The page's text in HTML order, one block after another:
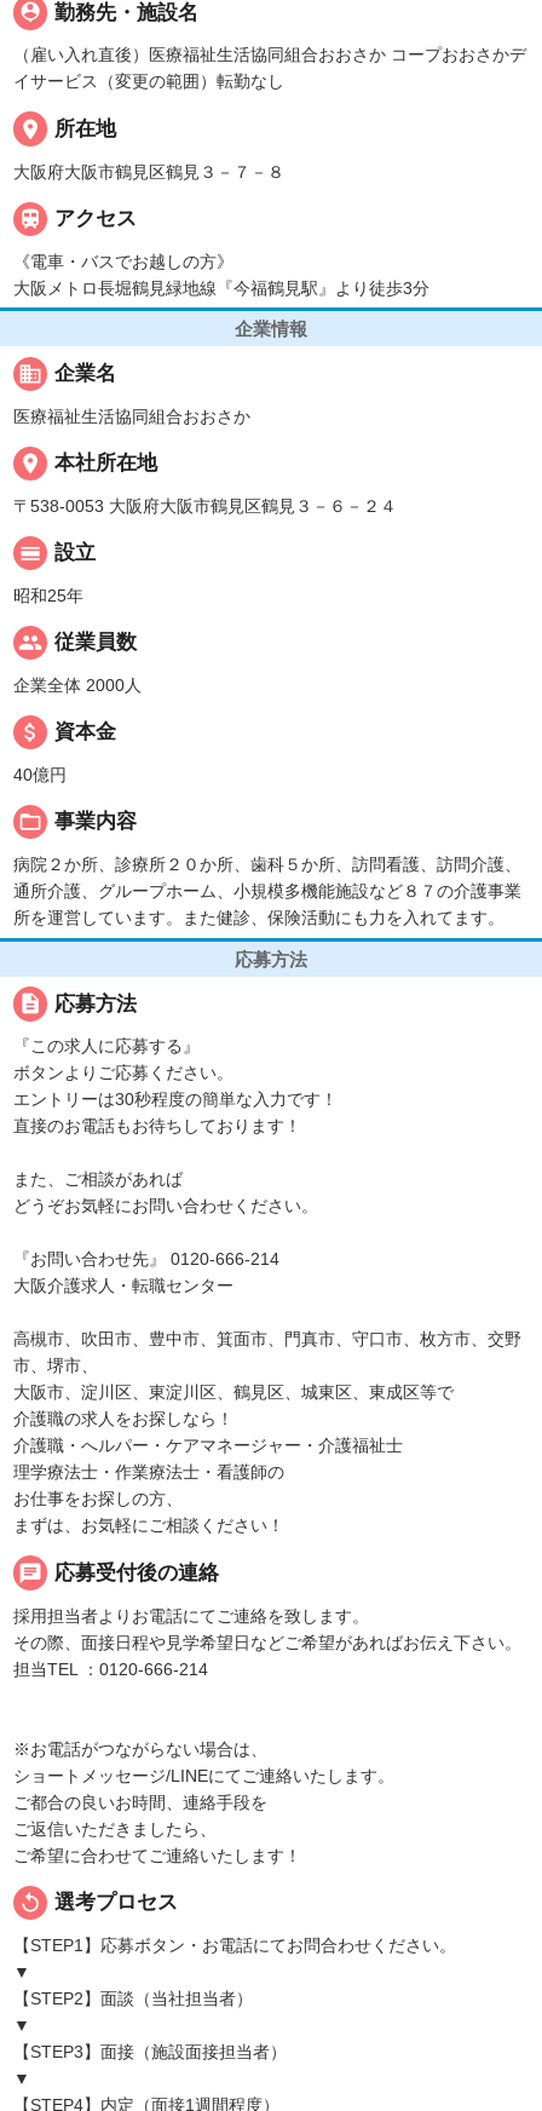
person_pin 勤務先・施設名
（雇い入れ直後）医療福祉生活協同組合おおさか コープおおさかデ
イサービス（変更の範囲）転勤なし
place 所在地
大阪府大阪市鶴見区鶴見３－７－８
 アクセス
《電車・バスでお越しの方》
大阪メトロ長堀鶴見緑地線『今福鶴見駅』より徒歩3分
企業情報
business 企業名
医療福祉生活協同組合おおさか
place 本社所在地
〒538-0053 大阪府大阪市鶴見区鶴見３－６－２４
calendar_view_day 設立
昭和25年
people 従業員数
企業全体 2000人
attach_money 資本金
40億円
folder_open 事業内容
病院２か所、診療所２０か所、歯科５か所、訪問看護、訪問介護、
通所介護、グループホーム、小規模多機能施設など８７の介護事業
所を運営しています。また健診、保険活動にも力を入れてます。
応募方法
description 応募方法
『この求人に応募する』
ボタンよりご応募ください。
エントリーは30秒程度の簡単な入力です！
直接のお電話もお待ちしております！
また、ご相談があれば
どうぞお気軽にお問い合わせください。
『お問い合わせ先』 0120-666-214
大阪介護求人・転職センター
高槻市、吹田市、豊中市、箕面市、門真市、守口市、枚方市、交野
市、堺市、
大阪市、淀川区、東淀川区、鶴見区、城東区、東成区等で
介護職の求人をお探しなら！
介護職・へルパー・ケアマネージャー・介護福祉士
理学療法士・作業療法士・看護師の
お仕事をお探しの方、
まずは、お気軽にご相談ください！
chat 応募受付後の連絡
採用担当者よりお電話にてご連絡を致します。
その際、面接日程や見学希望日などご希望があればお伝え下さい。
担当TEL ：0120-666-214
※お電話がつながらない場合は、
ショートメッセージ/LINEにてご連絡いたします。
ご都合の良いお時間、連絡手段を
ご返信いただきましたら、
ご希望に合わせてご連絡いたします！
replay 選考プロセス
【STEP1】応募ボタン・お電話にてお問合わせください。
▼
【STEP2】面談（当社担当者）
▼
【STEP3】面接（施設面接担当者）
▼
【STEP4】内定（面接1週間程度）